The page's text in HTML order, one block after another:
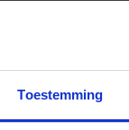
Toestemming
van